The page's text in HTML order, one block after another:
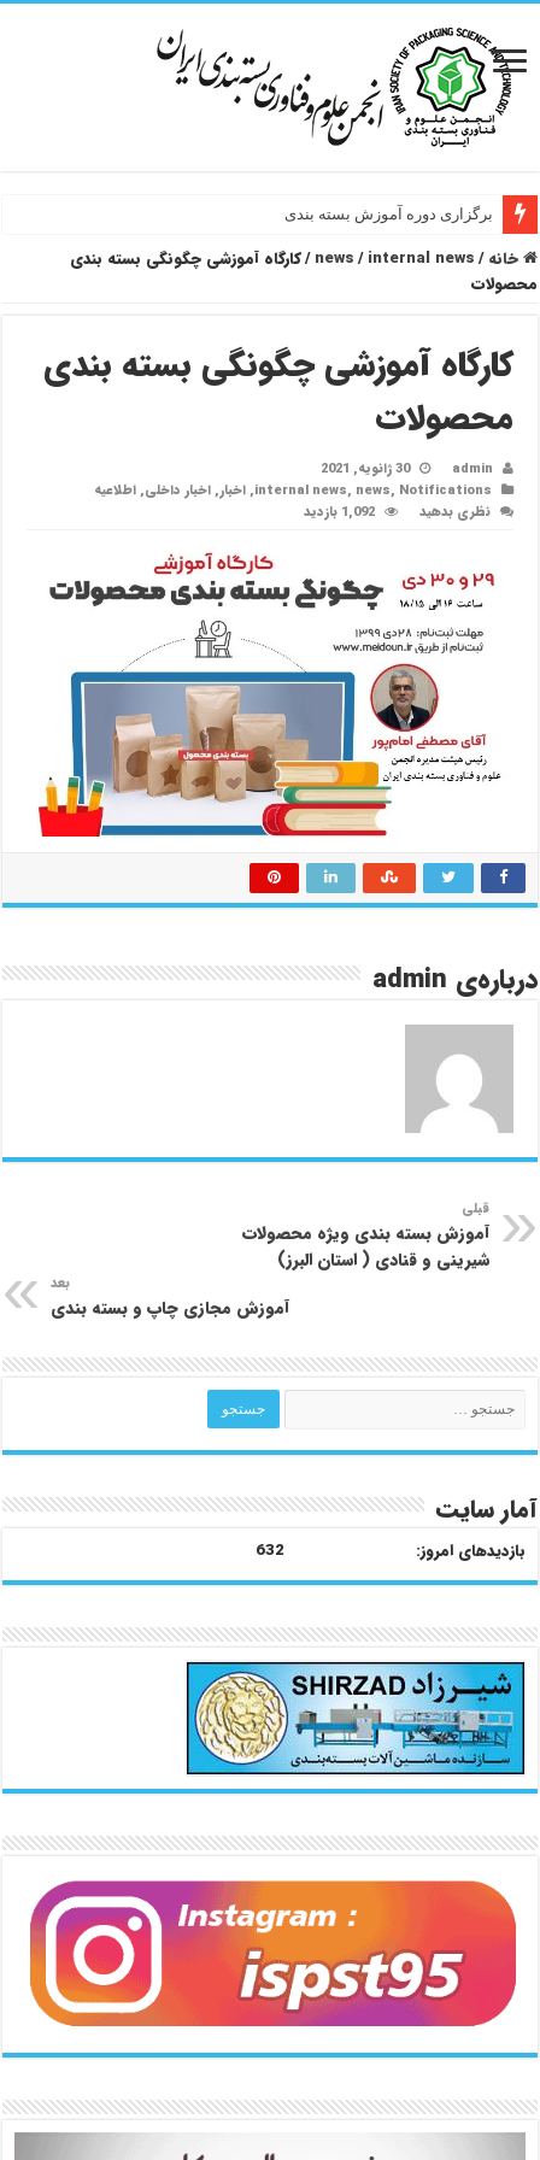
برگزاری دوره آموزش بسته بندی
خانه /
news/ internal news
/کارگاه آموزشی چگونگی بسته بندی
محصولات
کارگاه آموزشی چگونگی بسته بندی
محصولات
admin
30 ژانویه, 2021
internal news, news, Notifications
,اخبار,اخبار داخلی,اطلاعیه
نظری بدهید
1,092 بازدید
درباره‌ی admin
قبلی
آموزش بسته بندی ویژه محصولات
شیرینی و قنادی ( استان البرز)
بعد
آموزش مجازی چاپ و بسته بندی
آمار سایت
بازدیدهای امروز: 632